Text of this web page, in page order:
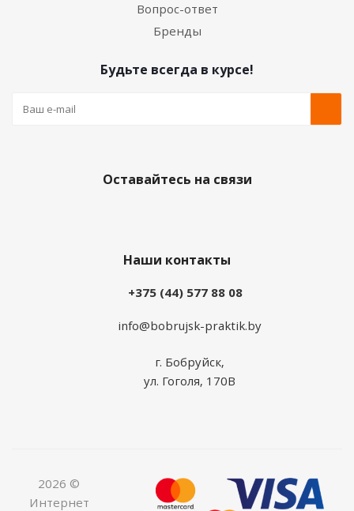
Вопрос-ответ
Бренды
Будьте всегда в курсе!
Оставайтесь на связи
Наши контакты
+375 (44) 577 88 08
info@bobrujsk-praktik.by
г. Бобруйск,
ул. Гоголя, 170В
2026 ©
Интернет